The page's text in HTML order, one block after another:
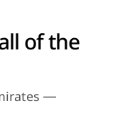
of the
―